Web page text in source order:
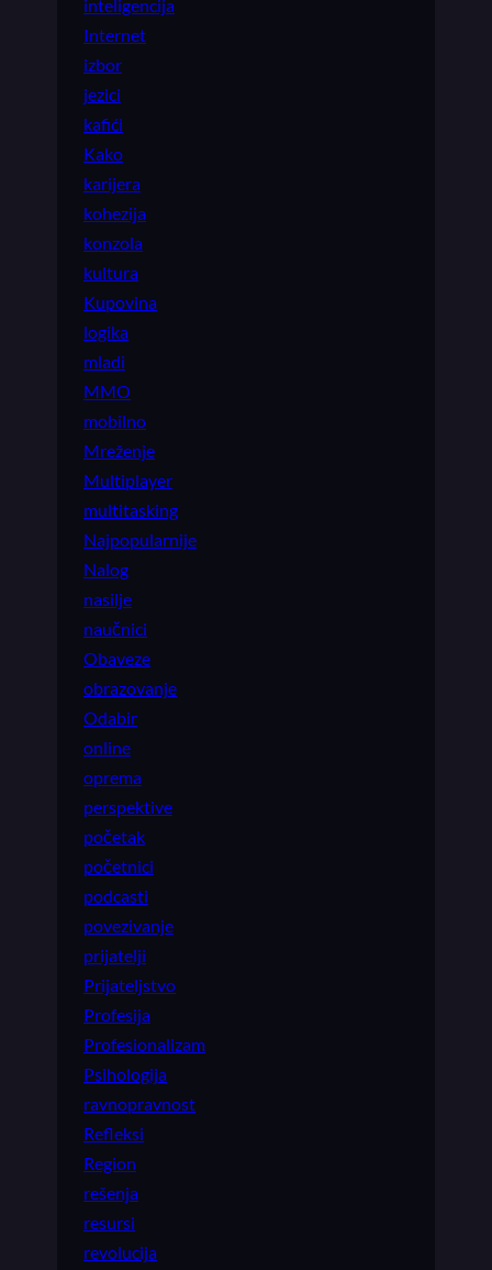
inteligencija
Internet
izbor
jezici
kafići
Kako
karijera
kohezija
konzola
kultura
Kupovina
logika
mladi
MMO
mobilno
Mreženje
Multiplayer
multitasking
Najpopularnije
Nalog
nasilje
naučnici
Obaveze
obrazovanje
Odabir
online
oprema
perspektive
početak
početnici
podcasti
povezivanje
prijatelji
Prijateljstvo
Profesija
Profesionalizam
Psihologija
ravnopravnost
Refleksi
Region
rešenja
resursi
revolucija